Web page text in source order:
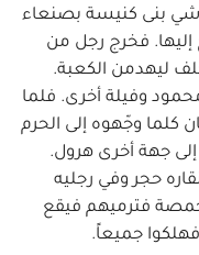
بنى كنيسة بصنعاء
فخرج رجل من
ليهدمن الكعبة.
وفيلة أخرى. فلما
كلما وجّهوه إلى الحرم
إلى جهة أخرى هرول.
حجر وفي رجليه
فترميهم فيقع
جميعاً.